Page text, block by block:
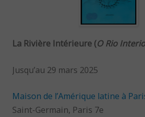
La Rivière Intérieure (O Rio
Jusqu’au 29 mars 2025
Maison de l’Amérique latine à
Saint-Germain, Paris 7e